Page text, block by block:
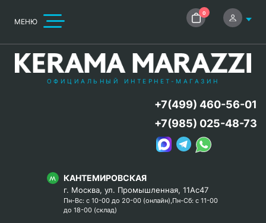
МЕНЮ
0
ОФИЦИАЛЬНЫЙ ИНТЕРНЕТ-МАГАЗИН
КАНТЕМИРОВСКАЯ
г. Москва, ул. Промышленная, 11Ас47
Пн-Вс: с 10-00 до 20-00 (онлайн),Пн-Сб: с 11-00
до 18-00 (склад)
+7(499) 460-56-01
+7(985) 025-48-73